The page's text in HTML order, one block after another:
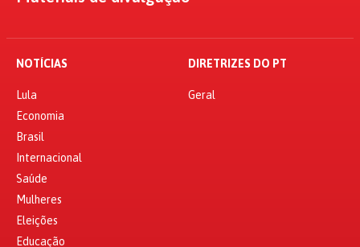
NOTÍCIAS
Lula
Economia
Brasil
Internacional
Saúde
Mulheres
Eleições
Educação
DIRETRIZES DO PT
Geral